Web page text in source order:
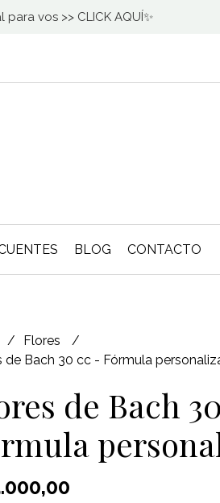
vos >> CLICK AQUÍ✨
BLOG CONTACTO
Flores
de Bach 30 cc - Fórmula
de Bach